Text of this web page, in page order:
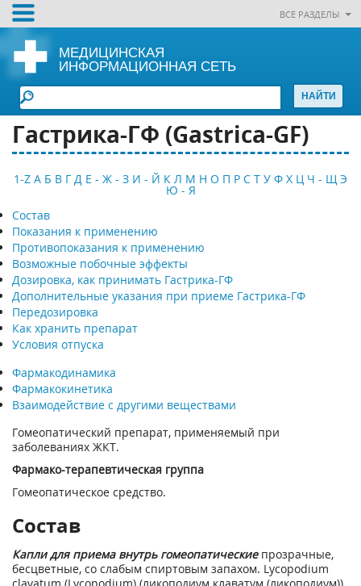
ВСЕ РАЗДЕЛЫ
МЕДИЦИНСКАЯ
ИНФОРМАЦИОННАЯ СЕТЬ
Гастрика-ГФ (Gastricа-GF)
1-Z А Б В Г Д Е - Ж - З И - Й К Л М Н О П Р С Т У Ф Х Ц Ч - Щ Э
Ю - Я
Состав
Показания к применению
Противопоказания к применению
Возможные побочные эффекты
Дозировка, как принимать Гастрика-ГФ
Дополнительные указания при приеме Гастрика-ГФ
Передозировка
Как хранить препарат
Условия отпуска
Фармакодинамика
Фармакокинетика
Взаимодействие с другими веществами
Гомеопатический препарат, применяемый при
заболеваниях ЖКТ.
Фармако-терапевтическая группа
Гомеопатическое средство.
Состав
Капли для приема внутрь гомеопатическиепрозрачные,
бесцветные, со слабым спиртовым запахом. Lycopodium